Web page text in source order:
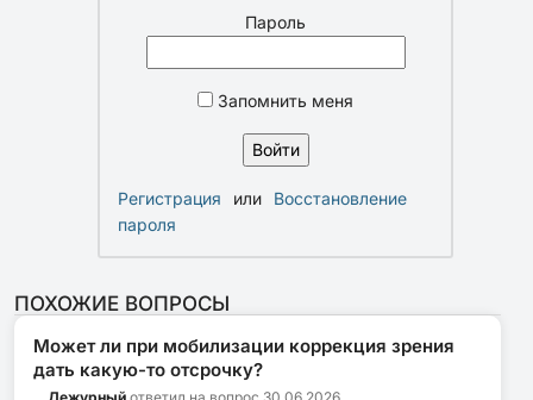
Пароль
Запомнить меня
Регистрация или
Восстановление
пароля
ПОХОЖИЕ ВОПРОСЫ
Может ли при мобилизации коррекция зрения
дать какую-то отсрочку?